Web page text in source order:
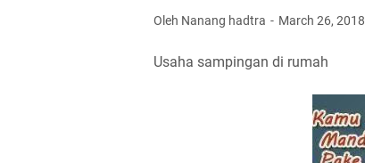
Oleh Nanang hadtra March 26, 2018
Usaha sampingan di rumah